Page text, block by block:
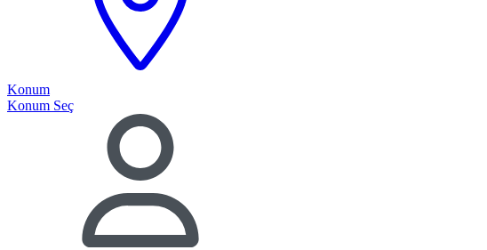
Konum
Konum Seç